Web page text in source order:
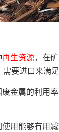
再生资源，在
要进口来满
废金属的利用
用能够有用